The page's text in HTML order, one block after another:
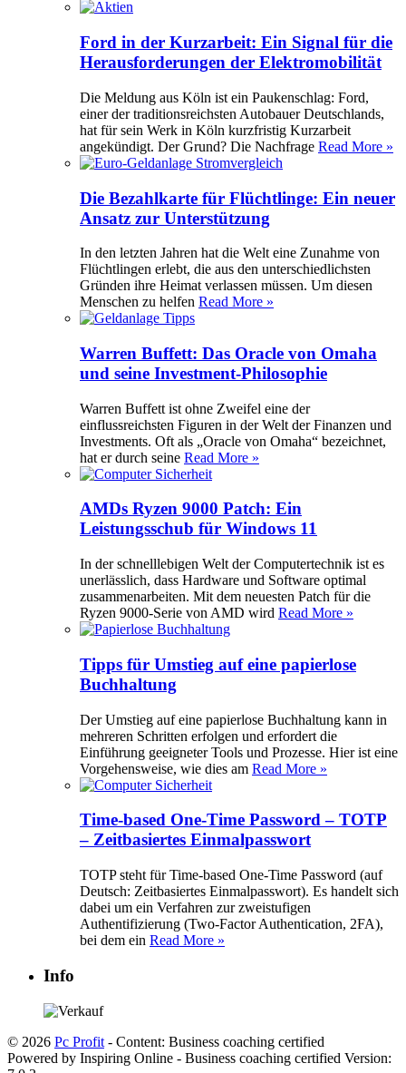
Ford in der Kurzarbeit: Ein Signal für die
Herausforderungen der Elektromobilität
Die Meldung aus Köln ist ein Paukenschlag: Ford,
einer der traditionsreichsten Autobauer Deutschlands,
hat für sein Werk in Köln kurzfristig Kurzarbeit
angekündigt. Der Grund? Die Nachfrage Read More »
Die Bezahlkarte für Flüchtlinge: Ein neuer
Ansatz zur Unterstützung
In den letzten Jahren hat die Welt eine Zunahme von
Flüchtlingen erlebt, die aus den unterschiedlichsten
Gründen ihre Heimat verlassen müssen. Um diesen
Menschen zu helfen Read More »
Warren Buffett: Das Oracle von Omaha
und seine Investment-Philosophie
Warren Buffett ist ohne Zweifel eine der
einflussreichsten Figuren in der Welt der Finanzen und
Investments. Oft als „Oracle von Omaha“ bezeichnet,
hat er durch seine Read More »
AMDs Ryzen 9000 Patch: Ein
Leistungsschub für Windows 11
In der schnelllebigen Welt der Computertechnik ist es
unerlässlich, dass Hardware und Software optimal
zusammenarbeiten. Mit dem neuesten Patch für die
Ryzen 9000-Serie von AMD wird Read More »
Tipps für Umstieg auf eine papierlose
Buchhaltung
Der Umstieg auf eine papierlose Buchhaltung kann in
mehreren Schritten erfolgen und erfordert die
Einführung geeigneter Tools und Prozesse. Hier ist eine
Vorgehensweise, wie dies am Read More »
Time-based One-Time Password – TOTP
– Zeitbasiertes Einmalpasswort
TOTP steht für Time-based One-Time Password (auf
Deutsch: Zeitbasiertes Einmalpasswort). Es handelt sich
dabei um ein Verfahren zur zweistufigen
Authentifizierung (Two-Factor Authentication, 2FA),
bei dem ein Read More »
Info
© 2026 Pc Profit - Content: Business coaching certified
Powered by Inspiring Online - Business coaching certified Version: